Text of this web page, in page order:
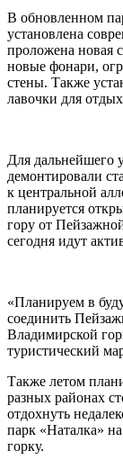
В обновленном
установлена
проложена новая
новые фонари,
стены. Также
лавочки для
Для дальнейшего
демонтировали
к центральной
планируется
гору от
сегодня идут
«Планируем в
соединить
Владимирской
туристический
Также летом
разных районах
отдохнуть
парк «Наталка»
горку.